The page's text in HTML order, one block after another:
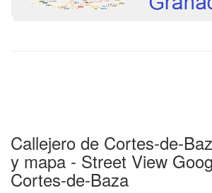
Callejero de Cortes-de-
y mapa - Street View
Cortes-de-Baza